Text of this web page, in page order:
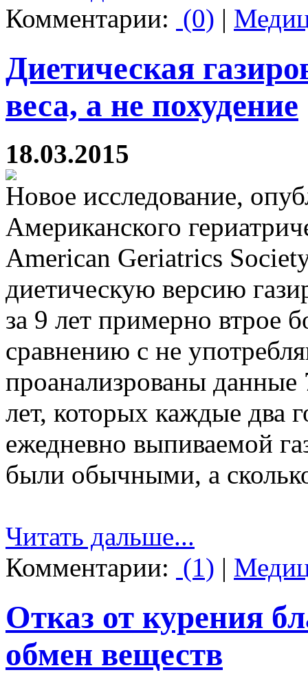
Комментарии: (0) |
Диетическая
веса, а не похудение
18.03.2015
Новое исследование,
Американского
American Geriatrics
диетическую версию
за 9 лет примерно втрое
сравнению с не
проанализрованы данные
лет, которых каждые два
ежедневно выпиваемой
были обычными, а
Читать дальше...
Комментарии: (1) |
Отказ от курения
обмен веществ